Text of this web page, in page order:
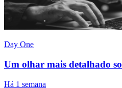
Day One
Um olhar mais detalhado
Há 1 semana